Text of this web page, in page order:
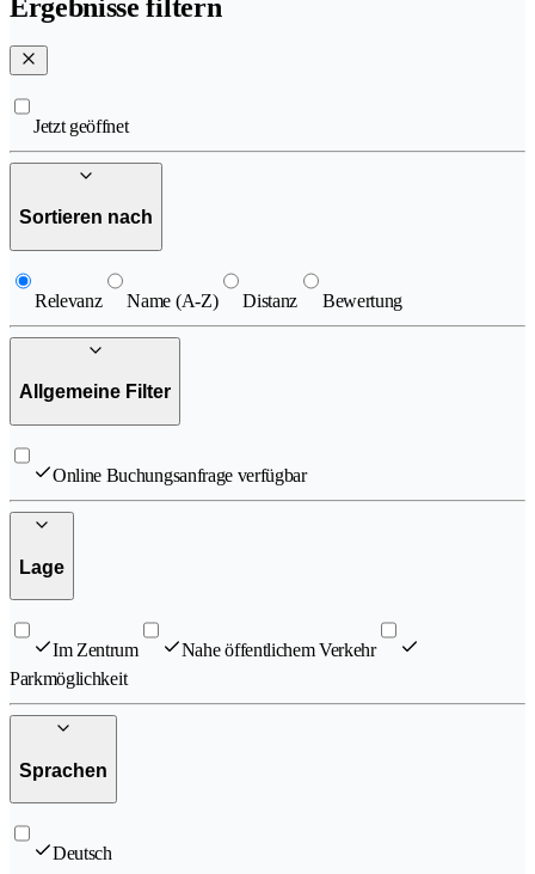
Ergebnisse filtern
Jetzt geöffnet
Sortieren nach
Relevanz Name (A-Z) Distanz Bewertung
Allgemeine Filter
Online Buchungsanfrage verfügbar
Lage
Im Zentrum
Nahe öffentlichem Verkehr
Parkmöglichkeit
Sprachen
Deutsch